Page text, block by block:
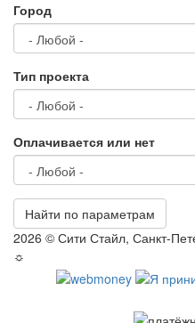
Город
Тип проекта
Оплачивается или нет
Найти по параметрам
2026 © Сити Стайл, Санкт-
☼